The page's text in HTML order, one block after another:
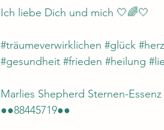
Ich liebe Dich und mich 🤍🌈🤍
#träumeverwirklichen #glück
#gesundheit #frieden #heilung
Marlies Shepherd Sternen-
●●88445719●●